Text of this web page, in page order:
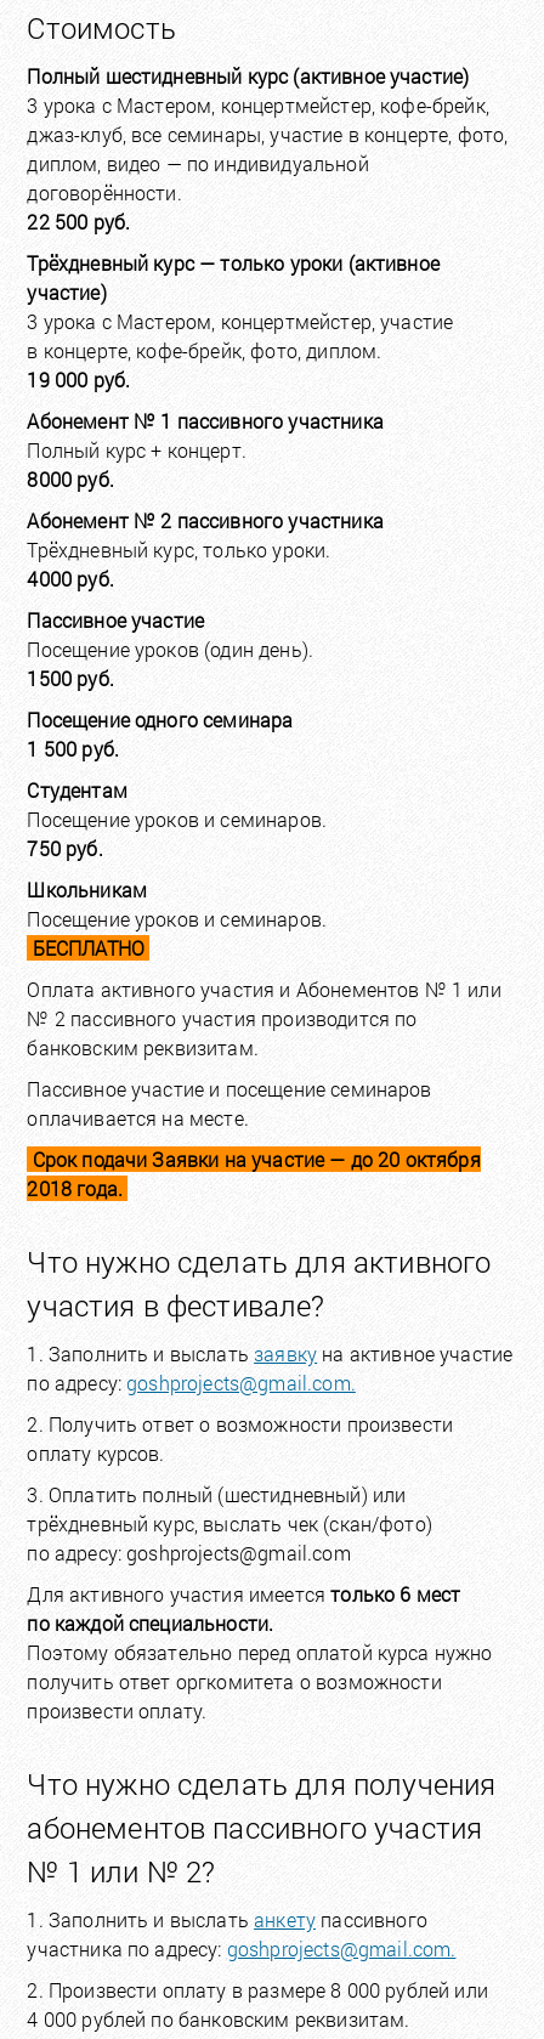
Стоимость
Полный шестидневный курс (активное участие)
3 урока с Мастером, концертмейстер, кофе-брейк,
джаз-клуб, все семинары, участие в концерте, фото,
диплом, видео — по индивидуальной
договорённости.
22 500 руб.
Трёхдневный курс — только уроки (активное
участие)
3 урока с Мастером, концертмейстер, участие
в концерте, кофе-брейк, фото, диплом.
19 000 руб.
Абонемент № 1 пассивного участника
Полный курс + концерт.
8000 руб.
Абонемент № 2 пассивного участника
Трёхдневный курс, только уроки.
4000 руб.
Пассивное участие
Посещение уроков (один день).
1500 руб.
Посещение одного семинара
1 500 руб.
Студентам
Посещение уроков и семинаров.
750 руб.
Школьникам
Посещение уроков и семинаров.
БЕСПЛАТНО
Оплата активного участия и Абонементов № 1 или
№ 2 пассивного участия производится по
банковским реквизитам.
Пассивное участие и посещение семинаров
оплачивается на месте.
Срок подачи Заявки на участие — до 20 октября
2018 года.
Что нужно сделать для активного
участия в фестивале?
1. Заполнить и выслатьзаявку на активное участие
по адресу:goshprojects@gmail.com.
2. Получить ответ о возможности произвести
оплату курсов.
3. Оплатить полный (шестидневный) или
трёхдневный курс, выслать чек (скан/фото)
по адресу: goshprojects@gmail.com
Для активного участия имеетсятолько 6 мест
по каждой специальности.
Поэтому обязательно перед оплатой курса нужно
получить ответ оргкомитета о возможности
произвести оплату.
Что нужно сделать для получения
абонементов пассивного участия
№ 1 или № 2?
1. Заполнить и выслатьанкету пассивного
участника по адресу: goshprojects@gmail.com.
2. Произвести оплату в размере 8 000 рублей или
4 000 рублей по банковским реквизитам.